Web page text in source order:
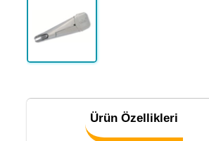
Ürün Özellikleri